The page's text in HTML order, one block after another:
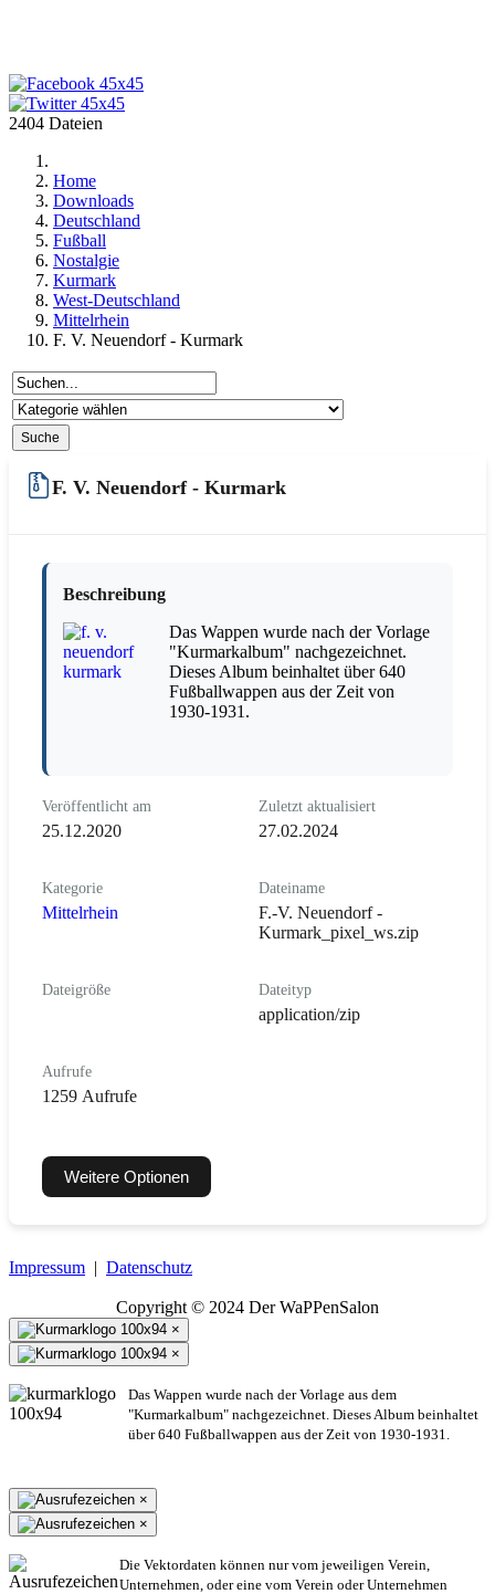
2404 Dateien
Home
Downloads
Deutschland
Fußball
Nostalgie
Kurmark
West-Deutschland
Mittelrhein
F. V. Neuendorf - Kurmark
F. V. Neuendorf - Kurmark
Beschreibung
Das Wappen wurde nach der Vorlage
"Kurmarkalbum" nachgezeichnet.
Dieses Album beinhaltet über 640
Fußballwappen aus der Zeit von
1930-1931.
Veröffentlicht am
25.12.2020
Zuletzt aktualisiert
27.02.2024
Kategorie
Mittelrhein
Dateiname
F.-V. Neuendorf -
Kurmark_pixel_ws.zip
Dateigröße Dateityp
application/zip
Aufrufe
1259 Aufrufe
Weitere Optionen
Impressum | Datenschutz
Copyright © 2024 Der WaPPenSalon
×
×
Das Wappen wurde nach der Vorlage aus dem
"Kurmarkalbum" nachgezeichnet. Dieses Album beinhaltet
über 640 Fußballwappen aus der Zeit von 1930-1931.
×
×
Die Vektordaten können nur vom jeweiligen Verein,
Unternehmen, oder eine vom Verein oder Unternehmen